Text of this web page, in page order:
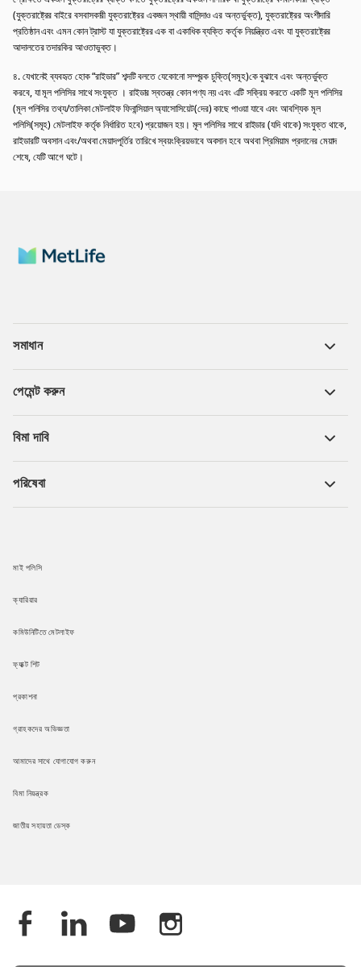
(যুক্তরাষ্ট্রের বাইরে বসবাসকারী যুক্তরাষ্ট্রের একজন স্থায়ী বাসিন্দাও এর অন্তর্ভুক্ত), যুক্তরাষ্ট্রের অংশীদারি
প্রতিষ্ঠান এবং এমন কোন ট্রাস্ট যা যুক্তরাষ্ট্রের এক বা একাধিক ব্যক্তি কর্তৃক নিয়ন্ত্রিত এবং যা যুক্তরাষ্ট্রের
আদালতের তদারকির আওতাভুক্ত।
৪. যেখানেই ব্যবহৃত হোক “রাইডার” শব্দটি বলতে যেকোনো সম্পূরক চুক্তি(সমূহ)কে বুঝাবে এবং অন্তর্ভুক্ত
করবে, যা মূল পলিসির সাথে সংযুক্ত । রাইডার স্বতন্ত্র কোন পণ্য নয় এবং এটি সক্রিয় করতে একটি মূল পলিসির
(মূল পলিসির তথ্য/তালিকা মেটলাইফ ফিনান্সিয়াল অ্যাসোসিয়েট(দের) কাছে পাওয়া যাবে এবং আবশ্যিক মূল
পলিসি(সমূহ) মেটলাইফ কর্তৃক নির্ধারিত হবে) প্রয়োজন হয়। মূল পলিসির সাথে রাইডার (যদি থাকে) সংযুক্ত থাকে,
রাইডারটি অবসান এবং/অথবা মেয়াদপূর্তির তারিখে স্বয়ংক্রিয়ভাবে অবসান হবে অথবা প্রিমিয়াম প্রদানের মেয়াদ
শেষে, যেটি আগে ঘটে।
সমাধান
পেমেন্ট করুন
বিমা দাবি
পরিষেবা
মাই পলিসি
ক্যারিয়ার
কমিউনিটিতে মেটলাইফ
ফ্যাক্ট শিট
প্রকাশনা
গ্রাহকদের অভিজ্ঞতা
আমাদের সাথে যোগাযোগ করুন
বিমা নিয়ন্ত্রক
জাতীয় সহায়তা ডেস্ক